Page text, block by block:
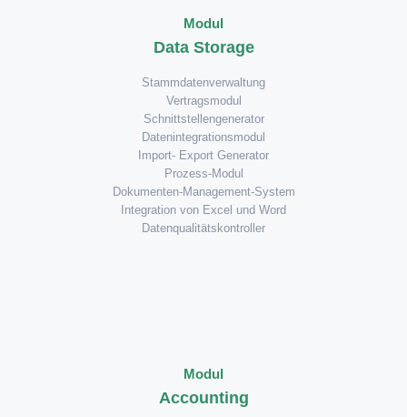
Modul
Data Storage
Stammdatenverwaltung
Vertragsmodul
Schnittstellengenerator
Datenintegrationsmodul
Import- Export Generator
Prozess-Modul
Dokumenten-Management-System
Integration von Excel und Word
Datenqualitätskontroller
Modul
Accounting